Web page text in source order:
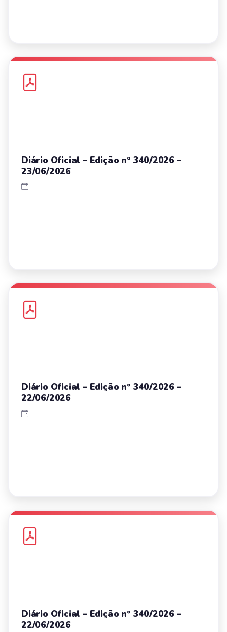
Diário Oficial – Edição nº 340/2026 –
23/06/2026
Diário Oficial – Edição nº 340/2026 –
22/06/2026
Diário Oficial – Edição nº 340/2026 –
22/06/2026